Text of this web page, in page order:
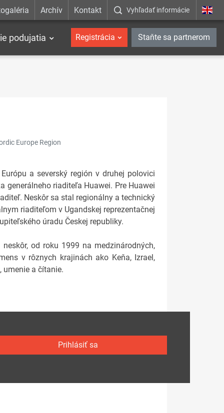
Archív Kontakt Vyhľadať informácie
podujatia Registrácia Staňte sa partnerom
Europe Region
a severský región v druhej polovici
generálneho riaditeľa Huawei. Pre Huawei
Neskôr sa stal regionálny a technický
riaditeľom v Ugandskej reprezentačnej
úradu Českej republiky.
od roku 1999 na medzinárodných,
v rôznych krajinách ako Keňa, Izrael,
umenie a čítanie.
Prihlásiť sa